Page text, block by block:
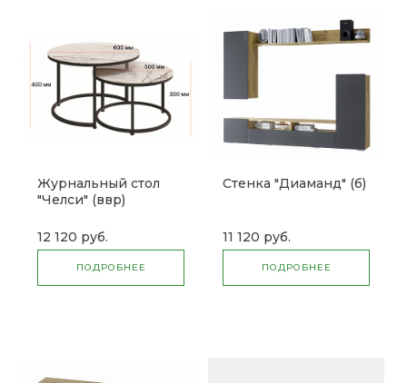
Журнальный стол
"Челси" (ввр)
12 120 руб.
ПОДРОБНЕЕ
Стенка "Диаманд" (б)
11 120 руб.
ПОДРОБНЕЕ